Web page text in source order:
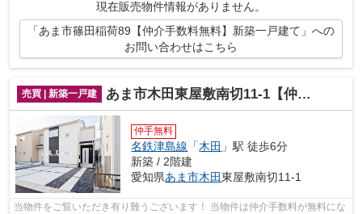
現在販売物件情報がありません。
「あま市篠田稲荷89【仲介手数料無料】新築一戸建て」への
お問い合わせはこちら
売買 | 新築一戸建 あま市木田東屋敷南切11-1【仲介手数料無料】新築一戸建て
仲手無料
名鉄津島線 「木田 」駅 徒歩6分
新築 / 2階建
愛知県あま市木田東屋敷南切11-1
当物件をご覧いただき有り難うございます！ 当物件は仲介手数料が無料にな